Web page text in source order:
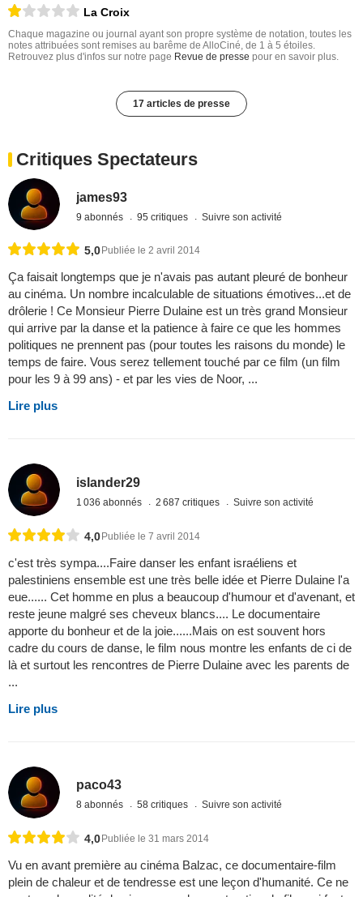
La Croix
Chaque magazine ou journal ayant son propre système de notation, toutes les
notes attribuées sont remises au barême de AlloCiné, de 1 à 5 étoiles.
Retrouvez plus d'infos sur notre page Revue de presse pour en savoir plus.
17 articles de presse
Critiques Spectateurs
james93
9 abonnés 95 critiques Suivre son activité
5,0 Publiée le 2 avril 2014
Ça faisait longtemps que je n'avais pas autant pleuré de bonheur
au cinéma. Un nombre incalculable de situations émotives...et de
drôlerie ! Ce Monsieur Pierre Dulaine est un très grand Monsieur
qui arrive par la danse et la patience à faire ce que les hommes
politiques ne prennent pas (pour toutes les raisons du monde) le
temps de faire. Vous serez tellement touché par ce film (un film
pour les 9 à 99 ans) - et par les vies de Noor, ...
Lire plus
islander29
1 036 abonnés 2 687 critiques Suivre son activité
4,0Publiée le 7 avril 2014
c'est très sympa....Faire danser les enfant israéliens et
palestiniens ensemble est une très belle idée et Pierre Dulaine l'a
eue...... Cet homme en plus a beaucoup d'humour et d'avenant, et
reste jeune malgré ses cheveux blancs.... Le documentaire
apporte du bonheur et de la joie......Mais on est souvent hors
cadre du cours de danse, le film nous montre les enfants de ci de
là et surtout les rencontres de Pierre Dulaine avec les parents de
...
Lire plus
paco43
8 abonnés 58 critiques Suivre son activité
4,0 Publiée le 31 mars 2014
Vu en avant première au cinéma Balzac, ce documentaire-film
plein de chaleur et de tendresse est une leçon d'humanité. Ce ne